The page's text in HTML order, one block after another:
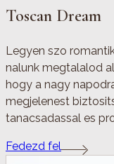
Toscan Dream
Legyen szo
nalunk megtalalod
hogy a nagy
megjelenest
tanacsadassal es
Fedezd fel